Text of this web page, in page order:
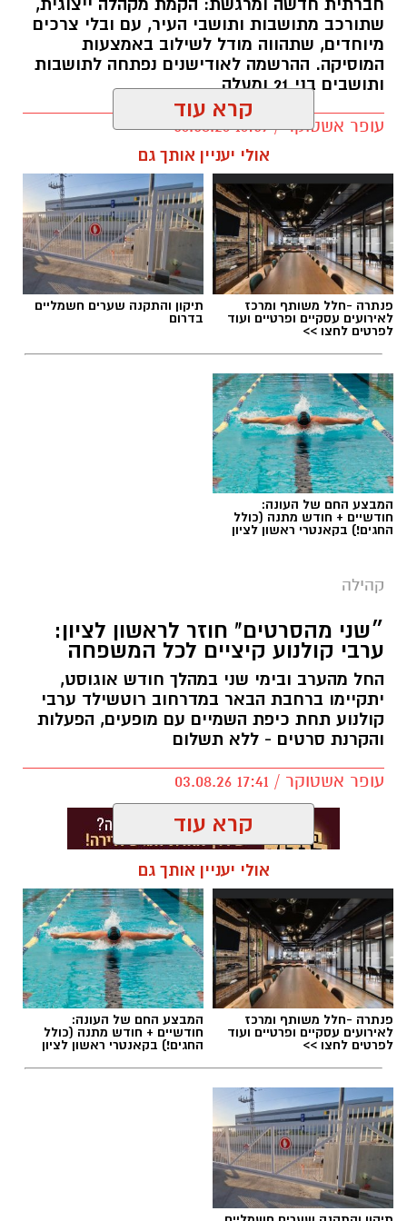
חברתית חדשה ומרגשת: הקמת מקהלה ייצוגית,
שתורכב מתושבות ותושבי העיר, עם ובלי צרכים
מיוחדים, שתהווה מודל לשילוב באמצעות
המוסיקה. ההרשמה לאודישנים נפתחה לתושבות
ותושבים בני 21 ומעלה
עופר אשטוקר / 16:59 06.08.26
תגים:מקהלה חדשה בראשון לציון
צילום: עיריית ראשון לציון
המקהלה מוקמת ביוזמת עיריית ראשון לציון,
באמצעות המינהל לשילוב חברתי וקרן ראשון. את
הקמתה והובלתה המקצועית תבצע עמותת "מעבר
לקול", המתמחה בהקמת מקהלות מקצועיות וחיבור
כל האוכלוסיות באמצעות מוזיקה ושירה.
במסגרת המיזם ייערכו אודישנים לתושבות ותושבי
העיר בני 21 ומעלה, עם ובלי צרכים מיוחדים,
שאוהבים לשיר ובעלי יכולת שירה. המשתתפים
שייבחרו יזכו לקחת חלק במקהלה ייצוגית שתופיע
באירועים עירוניים ובבמות מרכזיות, ותביא לקדמת
הבמה את הכוח של מוזיקה לחבר בין אנשים.
המקהלה תייצג את העיר שלנו, ראשון לציון
החברות במקהלה כרוכה בתשלום ומחייבת
השתתפות עקבית בחזרות אחת לשבוע.
לפרטים נוספים ותאום אודישנים: אורי שחר 052-
ראש העירייה, רז קינסטליך: "אני מברך על הקמת
הלהקה המרגשת הזו. בראשון לציון כולם שווים, גם
במוסיקה ולכל אחת ואחד יש מקום. קהילה חזקה
באמת, מורכבת ממפגשים בין אנשים שונים,
קרא עוד
אולי יעניין אותך גם
פנתרה -חלל משותף ומרכז
לאירועים עסקיים ופרטיים ועוד
לפרטים לחצו >>
תיקון והתקנה שערים חשמליים
בדרום
המבצע החם של העונה:
חודשיים + חודש מתנה (כולל
החגים!) בקאנטרי ראשון לציון
קהילה
״שני מהסרטים" חוזר לראשון לציון:
ערבי קולנוע קיציים לכל המשפחה
החל מהערב ובימי שני במהלך חודש אוגוסט,
יתקיימו ברחבת הבאר במדרחוב רוטשילד ערבי
קולנוע תחת כיפת השמיים עם מופעים, הפעלות
והקרנת סרטים - ללא תשלום
עופר אשטוקר / 17:41 03.08.26
תגים:שני מהסרטים בראשון לציון
קרא עוד
אולי יעניין אותך גם
פנתרה -חלל משותף ומרכז
לאירועים עסקיים ופרטיים ועוד
לפרטים לחצו >>
המבצע החם של העונה:
חודשיים + חודש מתנה (כולל
החגים!) בקאנטרי ראשון לציון